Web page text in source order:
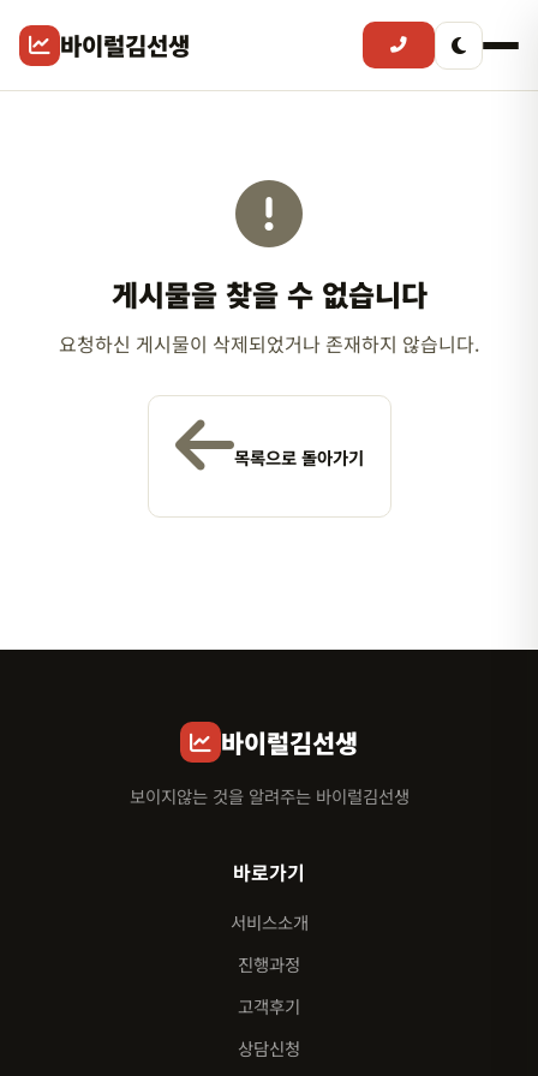
바이럴김선생
게시물을 찾을 수 없습니다
요청하신 게시물이 삭제되었거나 존재하지 않습니다.
목록으로 돌아가기
바이럴김선생
보이지않는 것을 알려주는 바이럴김선생
바로가기
서비스소개
진행과정
고객후기
상담신청